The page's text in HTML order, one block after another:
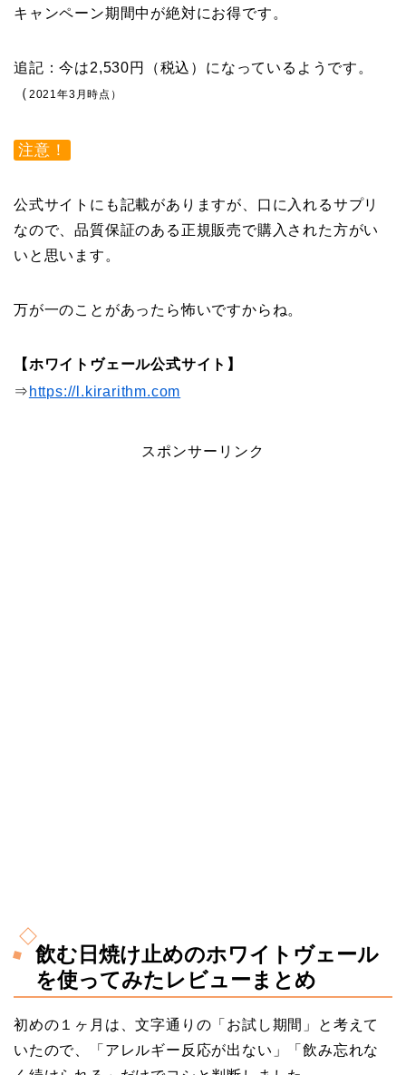
キャンペーン期間中が絶対にお得です。
追記：今は2,530円（税込）になっているようです。
（ 2021年3月時点）
注意！
公式サイトにも記載がありますが、口に入れるサプリ
なので、品質保証のある正規販売で購入された方がい
いと思います。
万が一のことがあったら怖いですからね。
【ホワイトヴェール公式サイト】
⇒ https://l.kirarithm.com
スポンサーリンク
飲む日焼け止めのホワイトヴェール
を使ってみたレビューまとめ
初めの１ヶ月は、文字通りの「お試し期間」と考えて
いたので、「アレルギー反応が出ない」「飲み忘れな